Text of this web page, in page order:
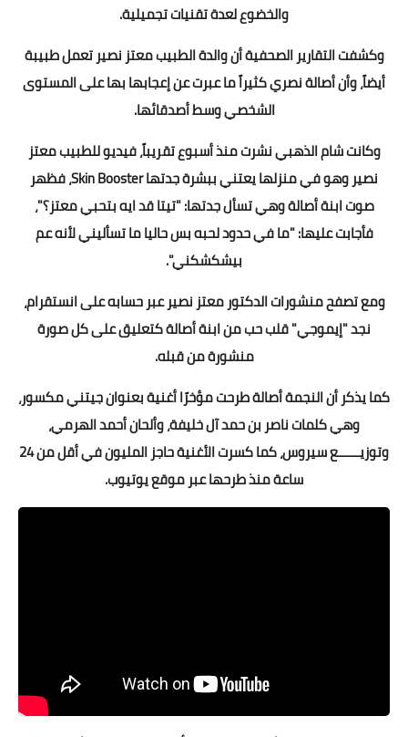
والخضوع لعدة تقنيات تجميلية.
وكشفت التقارير الصحفية أن والدة الطبيب معتز نصير تعمل طبيبة
أيضاً، وأن أصالة نصري كثيراً ما عبرت عن إعجابها بها على المستوى
الشخصي وسط أصدقائها.
وكانت شام الذهبي نشرت منذ أسبوع تقريباً، فيديو للطبيب معتز
نصير وهو في منزلها يعتني ببشرة جدتها Skin Booster، فظهر
صوت ابنة أصالة وهي تسأل جدتها: "تيتا قد ايه بتحبي معتز؟"،
فأجابت عليها: "ما في حدود لحبه بس حاليا ما تسأليني لأنه عم
بيشكشكني".
ومع تصفح منشورات الدكتور معتز نصير عبر حسابه على انستقرام،
نجد "إيموجي" قلب حب من ابنة أصالة كتعليق على كل صورة
منشورة من قبله.
كما يذكر أن النجمة أصالة طرحت مؤخرًا أغنية بعنوان جيتني مكسور،
وهي كلمات ناصر بن حمد آل خليفة، وألحان أحمد الهرمي،
وتوزيــــــع سيروس، كما كسرت الأغنية حاجز المليون في أقل من 24
ساعة منذ طرحها عبر موقع يوتيوب.